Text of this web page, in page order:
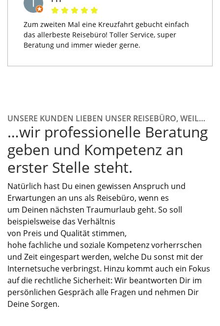
Zum zweiten Mal eine Kreuzfahrt gebucht einfach
das allerbeste Reisebüro! Toller Service, super
Beratung und immer wieder gerne.
UNSERE KUNDEN LIEBEN UNSER REISEBÜRO, WEIL…
…wir professionelle Beratung
geben und Kompetenz an
erster Stelle steht.
Natürlich hast Du einen gewissen Anspruch und
Erwartungen an uns als Reisebüro, wenn es
um Deinen nächsten Traumurlaub geht. So soll
beispielsweise das Verhältnis
von Preis und Qualitätstimmen,
hohefachliche und soziale Kompetenzvorherrschen
und Zeit eingespartwerden, welche Du sonst mit der
Internetsuche verbringst. Hinzu kommt auch ein Fokus
auf die rechtliche Sicherheit: Wir beantworten Dir im
persönlichen Gespräch alle Fragen und nehmen Dir
DeineSorgen.